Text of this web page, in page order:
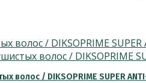
волос / DIKSOPRIME SUPER